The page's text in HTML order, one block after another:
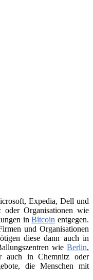
Expedia, Dell und
Organisationen wie
inBitcoin entgegen.
und Organisationen
diese dann auch in
wie Berlin,
auch in Chemnitz oder
die Menschen mit